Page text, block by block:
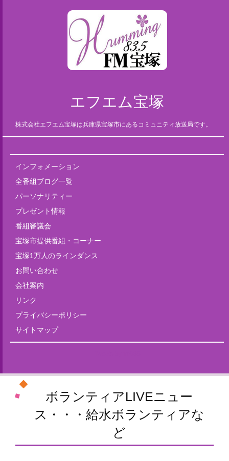
エフエム宝塚
株式会社エフエム宝塚は兵庫県宝塚市にあるコミュニティ放送局です。
インフォメーション
全番組ブログ一覧
パーソナリティー
プレゼント情報
番組審議会
宝塚市提供番組・コーナー
宝塚1万人のラインダンス
お問い合わせ
会社案内
リンク
プライバシーポリシー
サイトマップ
ボランティアLIVEニュー
ス・・・給水ボランティアな
ど